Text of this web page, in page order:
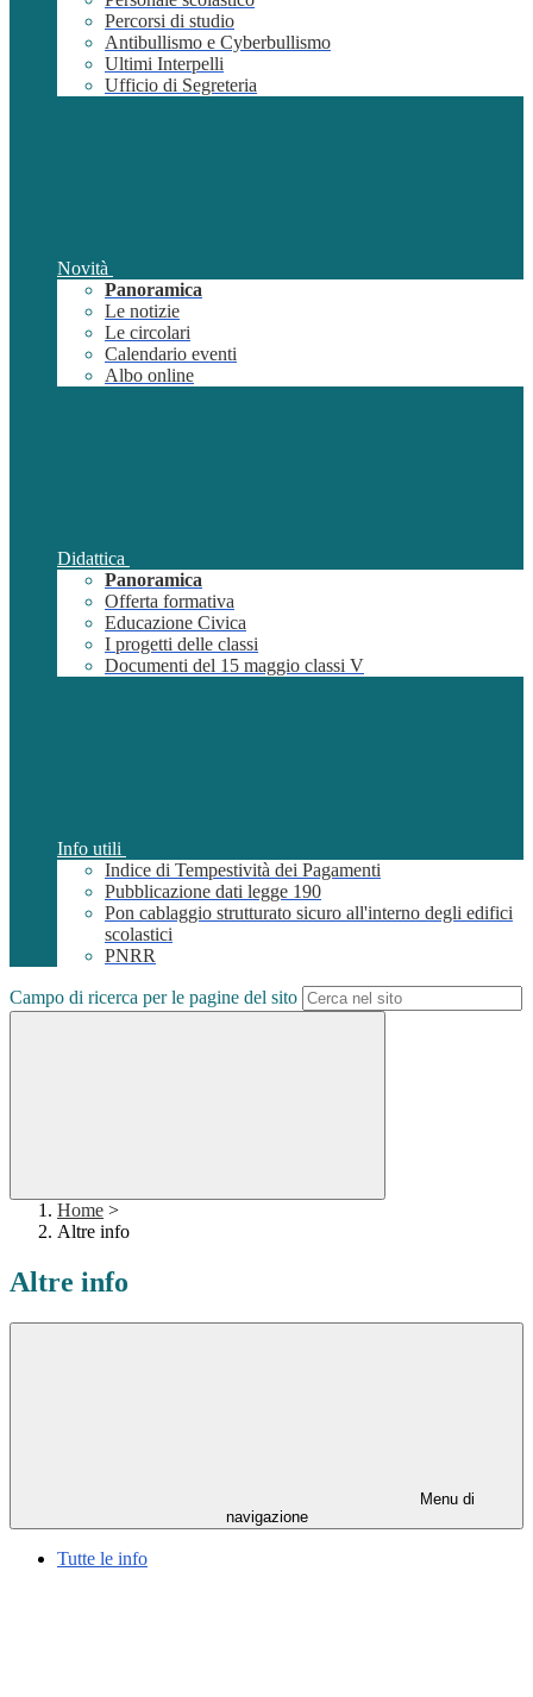
Percorsi di studio
Antibullismo e Cyberbullismo
Ultimi Interpelli
Ufficio di Segreteria
Novità
Panoramica
Le notizie
Le circolari
Calendario eventi
Albo online
Didattica
Panoramica
Offerta formativa
Educazione Civica
I progetti delle classi
Documenti del 15 maggio classi V
Info utili
Indice di Tempestività dei Pagamenti
Pubblicazione dati legge 190
Pon cablaggio strutturato sicuro all'interno degli edifici
scolastici
PNRR
Campo di ricerca per le pagine del sito
Home >
Altre info
Altre info
Menu di
navigazione
Tutte le info